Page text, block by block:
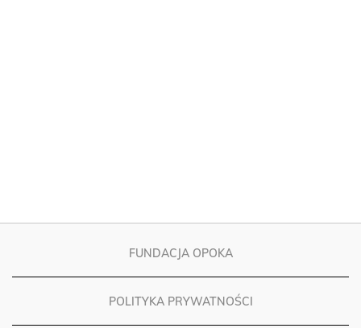
FUNDACJA OPOKA
POLITYKA PRYWATNOŚCI